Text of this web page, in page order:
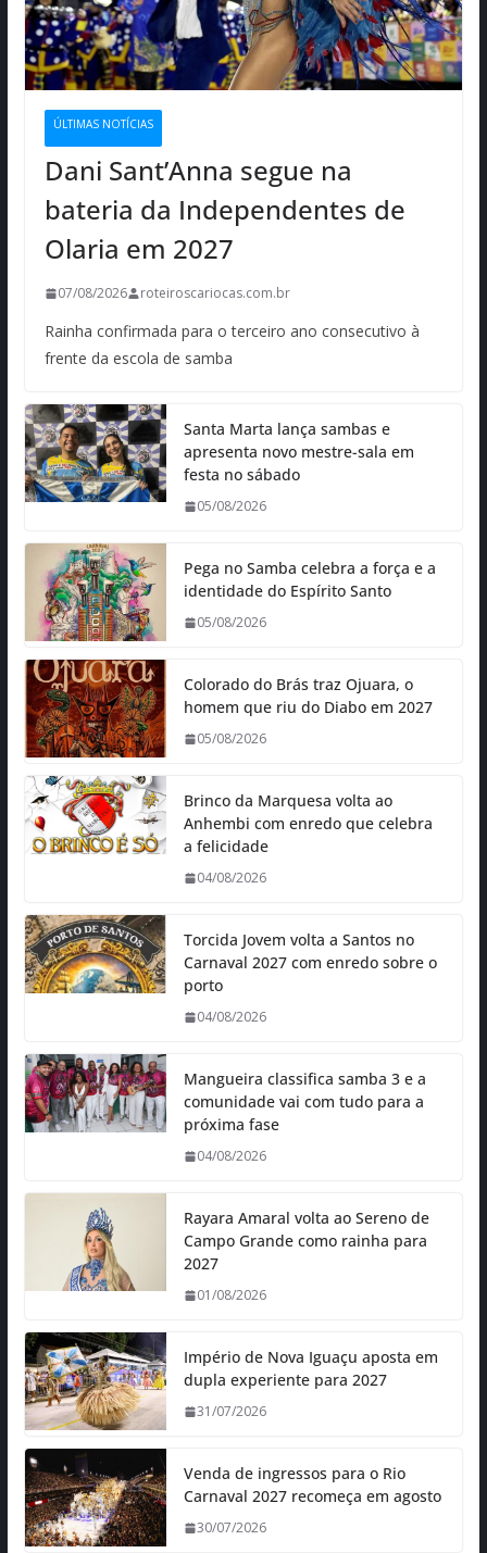
ÚLTIMAS NOTÍCIAS
Dani Sant’Anna segue na
bateria da Independentes de
Olaria em 2027
07/08/2026 roteiroscariocas.com.br
Rainha confirmada para o terceiro ano consecutivo à
frente da escola de samba
Santa Marta lança sambas e
apresenta novo mestre-sala em
festa no sábado
05/08/2026
Pega no Samba celebra a força e a
identidade do Espírito Santo
05/08/2026
Colorado do Brás traz Ojuara, o
homem que riu do Diabo em 2027
05/08/2026
Brinco da Marquesa volta ao
Anhembi com enredo que celebra
a felicidade
04/08/2026
Torcida Jovem volta a Santos no
Carnaval 2027 com enredo sobre o
porto
04/08/2026
Mangueira classifica samba 3 e a
comunidade vai com tudo para a
próxima fase
04/08/2026
Rayara Amaral volta ao Sereno de
Campo Grande como rainha para
2027
01/08/2026
Império de Nova Iguaçu aposta em
dupla experiente para 2027
31/07/2026
Venda de ingressos para o Rio
Carnaval 2027 recomeça em agosto
30/07/2026